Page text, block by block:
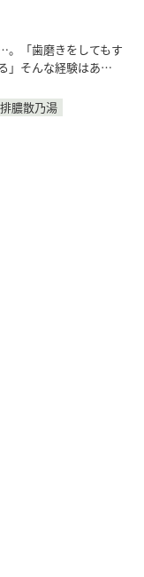
「歯磨きをしてもす
」そんな経験はあ…
排膿散乃湯